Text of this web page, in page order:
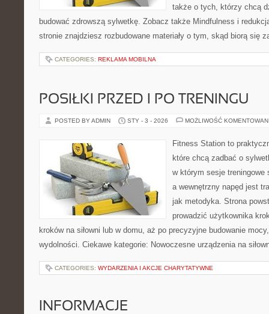
także o tych, którzy chcą
budować zdrowszą sylwetkę. Zobacz także Mindfulness i
stronie znajdziesz rozbudowane materiały o tym, skąd biorą się
CATEGORIES: REKLAMA MOBILNA
POSIŁKI PRZED I PO TRENINGU
POSTED BY ADMIN STY - 3 - 2026 MOŻLIWOŚĆ
Fitness Station to
które chcą zadbać o
w którym sesje treningowe
a wewnętrzny napęd jest
jak metodyka. Strona
prowadzić użytkownika
kroków na siłowni lub w domu, aż po precyzyjne budowanie
wydolności. Ciekawe kategorie: Nowoczesne urządzenia na
CATEGORIES: WYDARZENIA I AKCJE CHARYTATYWNE
INFORMACJE